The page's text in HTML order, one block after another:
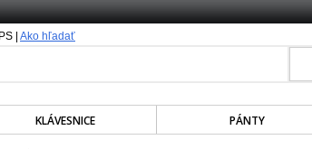
| Ako hľadať
KLÁVESNICE PÁNTY